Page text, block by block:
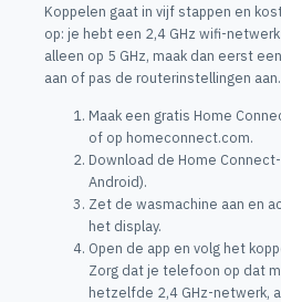
Koppelen gaat in vijf stappen en
op: je hebt een 2,4 GHz wifi-
alleen op 5 GHz, maak dan eerst
aan of pas de routerinstellingen aan.
Maak een gratis Home
of op homeconnect.com.
Download de Home
Android).
Zet de wasmachine aan en
het display.
Open de app en volg het
Zorg dat je telefoon op dat
hetzelfde 2,4 GHz-netwerk,